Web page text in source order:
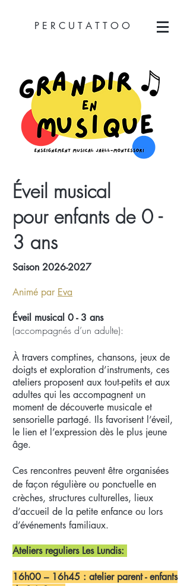
P E R C U T A T T O O
Éveil musical
pour enfants de 0 -
3 ans
Saison 2026-2027
Animé par Eva
Éveil musical 0 - 3 ans
(accompagnés d’un adulte):
À travers comptines, chansons, jeux de
doigts et exploration d’instruments, ces
ateliers proposent aux tout-petits et aux
adultes qui les accompagnent un
moment de découverte musicale et
sensorielle partagé. Ils favorisent l’éveil,
le lien et l’expression dès le plus jeune
âge.
Ces rencontres peuvent être organisées
de façon régulière ou ponctuelle en
crèches, structures culturelles, lieux
d’accueil de la petite enfance ou lors
d’événements familiaux.
Ateliers reguliers Les Lundis:
16h00 – 16h45 : atelier parent - enfants